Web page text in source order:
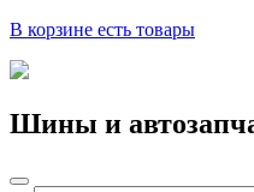
В корзине есть товары
Шины и